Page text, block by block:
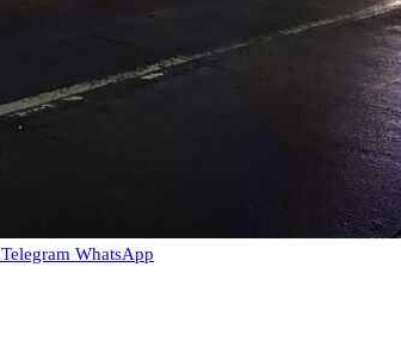
Telegram WhatsApp